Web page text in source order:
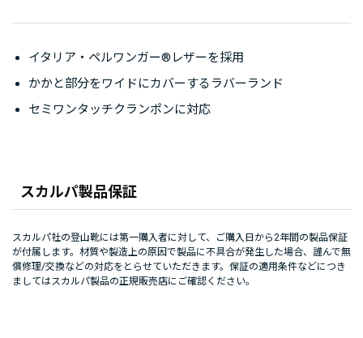
スカルパ製品保証
スカルパ社の登山靴には第一購入者に対して、ご購入日から2年間の製品保証
が付属します。材質や製造上の原因で製品に不具合が発生した場合、謹んで無
償修理/交換などの対応をとらせていただきます。保証の適用条件などにつき
ましてはスカルパ製品の正規販売店にご確認ください。
イタリア・ペルワンガー®レザーを採用
かかと部分をワイドにカバーするラバーランド
セミワンタッチクランポンに対応